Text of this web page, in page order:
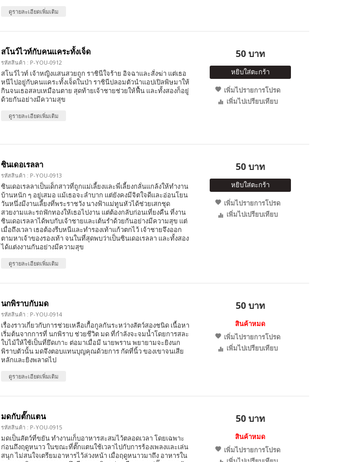
ดูรายละเอียดเพิ่มเติม
สโนว์ไวท์กับคนแคระทั้งเจ็ด
รหัสสินค้า : P-YOU-0912
สโนว์ไวท์ เจ้าหญิงแสนสวยถูก ราชินีใจร้าย อิจฉาและสั่งฆ่า แต่เธอ
หนีไปอยู่กับคนแคระทั้งเจ็ดในป่า ราชินีปลอมตัวนำแอปเปิลพิษมาให้
กินจนเธอสลบเหมือนตาย สุดท้ายเจ้าชายช่วยให้ฟื้น และทั้งสองก็อยู่
ด้วยกันอย่างมีความสุข
ดูรายละเอียดเพิ่มเติม
50 บาท
หยิบใส่ตะกร้า
เพิ่มไปรายการโปรด
เพิ่มไปเปรียบเทียบ
ซินเดอเรลลา
รหัสสินค้า : P-YOU-0913
ซินเดอเรลลาเป็นเด็กสาวที่ถูกแม่เลี้ยงและพี่เลี้ยงกลั่นแกล้งให้ทำงาน
บ้านหนัก ๆ อยู่เสมอ แม้เธอจะลำบาก แต่ยังคงมีจิตใจดีและอ่อนโยน
วันหนึ่งมีงานเลี้ยงที่พระราชวัง นางฟ้าแม่ทูนหัวได้ช่วยเสกชุด
สวยงามและรถฟักทองให้เธอไปงาน แต่ต้องกลับก่อนเที่ยงคืน ที่งาน
ซินเดอเรลลาได้พบกับเจ้าชายและเต้นรำด้วยกันอย่างมีความสุข แต่
เมื่อถึงเวลา เธอต้องรีบหนีและทำรองเท้าแก้วตกไว้ เจ้าชายจึงออก
ตามหาเจ้าของรองเท้า จนในที่สุดพบว่าเป็นซินเดอเรลลา และทั้งสอง
ได้แต่งงานกันอย่างมีความสุข
ดูรายละเอียดเพิ่มเติม
50 บาท
หยิบใส่ตะกร้า
เพิ่มไปรายการโปรด
เพิ่มไปเปรียบเทียบ
นกพิราบกับมด
รหัสสินค้า : P-YOU-0914
เรื่องราวเกี่ยวกับการช่วยเหลือเกื้อกูลกันระหว่างสัตว์สองชนิด เนื้อหา
เริ่มต้นจากการที่ นกพิราบ ช่วยชีวิต มด ที่กำลังจะจมน้ำโดยการสละ
ใบไม้ให้ใช้เป็นที่ยึดเกาะ ต่อมาเมื่อมี นายพราน พยายามจะยิงนก
พิราบตัวนั้น มดจึงตอบแทนบุญคุณด้วยการ กัดที่นิ้ว ของเขาจนเสีย
หลักและยิงพลาดไป
ดูรายละเอียดเพิ่มเติม
50 บาท
สินค้าหมด
เพิ่มไปรายการโปรด
เพิ่มไปเปรียบเทียบ
มดกับตั๊กแตน
รหัสสินค้า : P-YOU-0915
มดเป็นสัตว์ที่ขยัน ทำงานเก็บอาหารสะสมไว้ตลอดเวลา โดยเฉพาะ
ก่อนถึงฤดูหนาว ในขณะที่ตั๊กแตนใช้เวลาไปกับการร้องเพลงและเล่น
สนุก ไม่สนใจเตรียมอาหารไว้ล่วงหน้า เมื่อฤดูหนาวมาถึง อาหารใน
50 บาท
สินค้าหมด
เพิ่มไปรายการโปรด